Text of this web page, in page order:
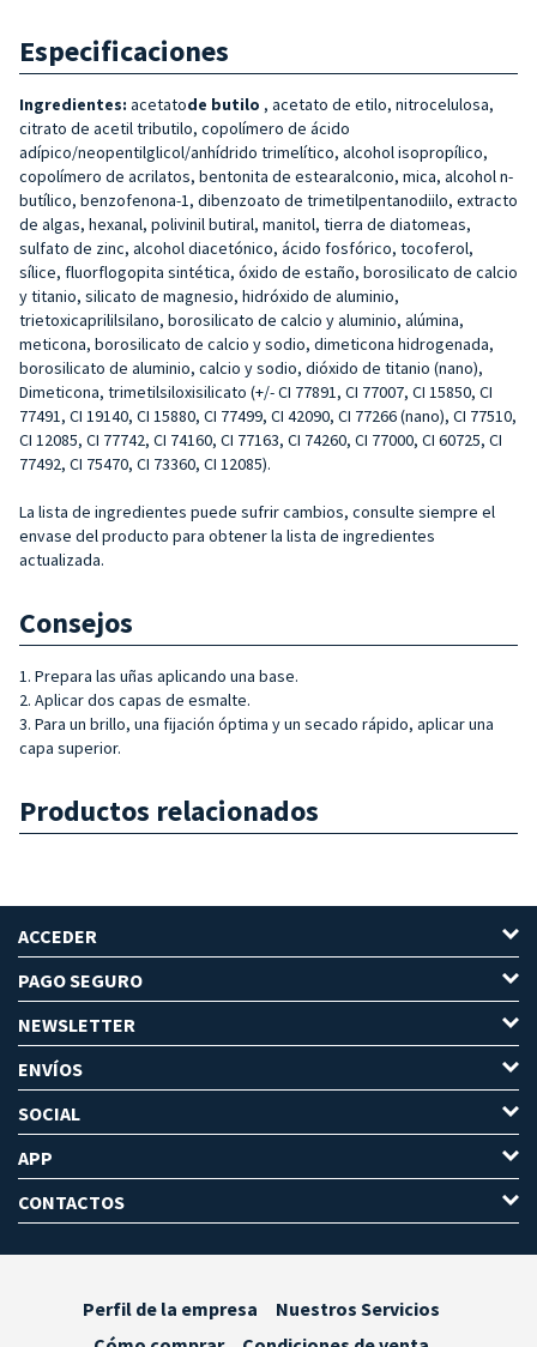
Especificaciones
Ingredientes: acetatode butilo , acetato de etilo, nitrocelulosa,
citrato de acetil tributilo, copolímero de ácido
adípico/neopentilglicol/anhídrido trimelítico, alcohol isopropílico,
copolímero de acrilatos, bentonita de estearalconio, mica, alcohol n-
butílico, benzofenona-1, dibenzoato de trimetilpentanodiilo, extracto
de algas, hexanal, polivinil butiral, manitol, tierra de diatomeas,
sulfato de zinc, alcohol diacetónico, ácido fosfórico, tocoferol,
sílice, fluorflogopita sintética, óxido de estaño, borosilicato de calcio
y titanio, silicato de magnesio, hidróxido de aluminio,
trietoxicaprililsilano, borosilicato de calcio y aluminio, alúmina,
meticona, borosilicato de calcio y sodio, dimeticona hidrogenada,
borosilicato de aluminio, calcio y sodio, dióxido de titanio (nano),
Dimeticona, trimetilsiloxisilicato (+/- CI 77891, CI 77007, CI 15850, CI
77491, CI 19140, CI 15880, CI 77499, CI 42090, CI 77266 (nano), CI 77510,
CI 12085, CI 77742, CI 74160, CI 77163, CI 74260, CI 77000, CI 60725, CI
77492, CI 75470, CI 73360, CI 12085).
La lista de ingredientes puede sufrir cambios, consulte siempre el
envase del producto para obtener la lista de ingredientes
actualizada.
Consejos
1. Prepara las uñas aplicando una base.
2. Aplicar dos capas de esmalte.
3. Para un brillo, una fijación óptima y un secado rápido, aplicar una
capa superior.
Productos relacionados
ACCEDER
PAGO SEGURO
NEWSLETTER
ENVÍOS
SOCIAL
APP
CONTACTOS
Perfil de la empresa
Nuestros Servicios